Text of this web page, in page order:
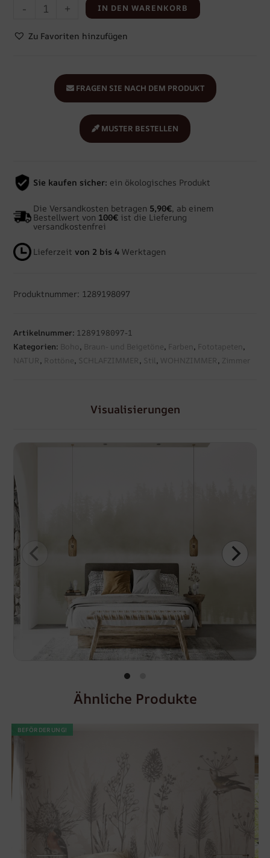
- + IN DEN WARENKORB
Zu Favoriten hinzufügen
MUSTER BESTELLEN
FRAGEN SIE NACH DEM PRODUKT
Sie kaufen sicher: ein ökologisches Produkt
Die Versandkosten betragen 5,90€, ab einem
Bestellwert von 100€ ist die Lieferung
versandkostenfrei
Lieferzeitvon 2 bis 4 Werktagen
Produktnummer: 1289198097
Artikelnummer: 1289198097-1
Kategorien: Boho , Braun- und Beigetöne, Farben , Fototapeten ,
NATUR, Rottöne, SCHLAFZIMMER, Stil, WOHNZIMMER, Zimmer
Visualisierungen
Ähnliche Produkte
BEFÖRDERUNG!